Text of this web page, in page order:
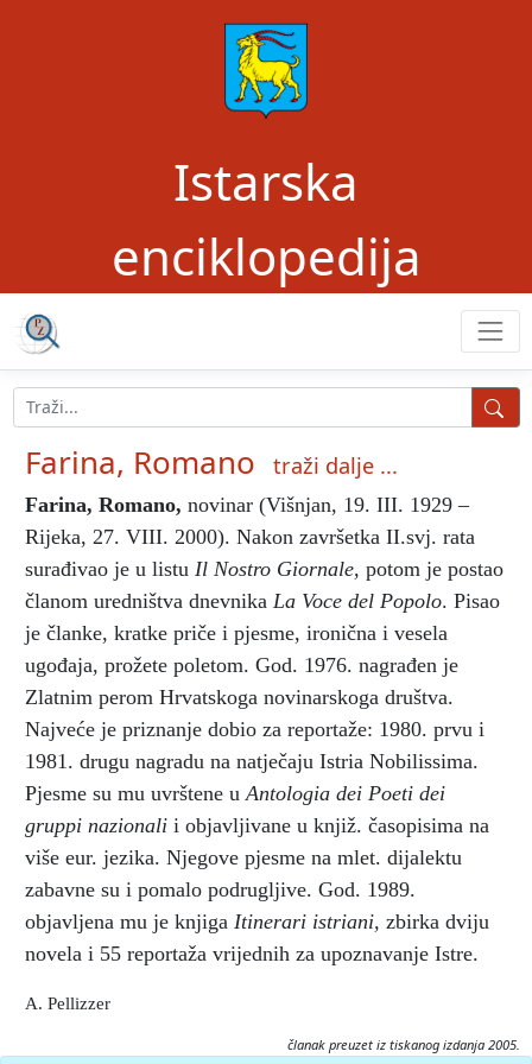
Istarska
enciklopedija
Farina, Romano traži dalje ...
Farina, Romano, novinar (Višnjan, 19. III. 1929 –
Rijeka, 27. VIII. 2000). Nakon završetka II.svj. rata
surađivao je u listu Il Nostro Giornale, potom je postao
članom uredništva dnevnika La Voce del Popolo. Pisao
je članke, kratke priče i pjesme, ironična i vesela
ugođaja, prožete poletom. God. 1976. nagrađen je
Zlatnim perom Hrvatskoga novinarskoga društva.
Najveće je priznanje dobio za reportaže: 1980. prvu i
1981. drugu nagradu na natječaju Istria Nobilissima.
Pjesme su mu uvrštene u Antologia dei Poeti dei
gruppi nazionali i objavljivane u knjiž. časopisima na
više eur. jezika. Njegove pjesme na mlet. dijalektu
zabavne su i pomalo podrugljive. God. 1989.
objavljena mu je knjiga Itinerari istriani, zbirka dviju
novela i 55 reportaža vrijednih za upoznavanje Istre.
A. Pellizzer
članak preuzet iz tiskanog izdanja 2005.